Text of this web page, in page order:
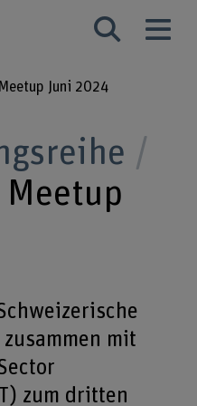
Juni 2024
mit
zum dritten